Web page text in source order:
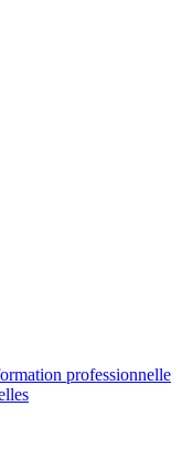
professionnelle